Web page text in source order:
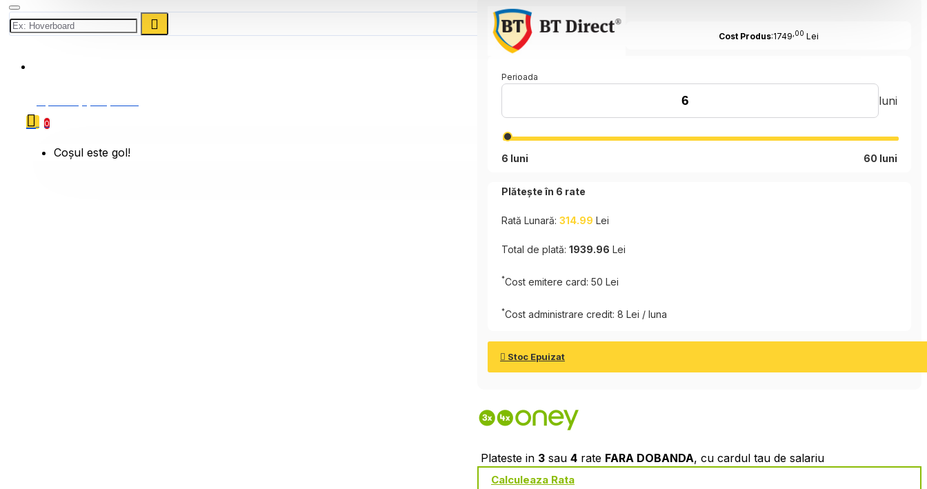
0
Coșul este gol!
Cost Produs:1749 ,00 Lei
Perioada
luni
6 luni 60 luni
Plătește în 6 rate
Rată Lunară: 314.99 Lei
Total de plată: 1939.96 Lei
*Cost emitere card: 50 Lei
*Cost administrare credit: 8 Lei / luna
Stoc Epuizat
Plateste in 3 sau 4 rate FARA DOBANDA, cu cardul tau de salariu
Calculeaza Rata